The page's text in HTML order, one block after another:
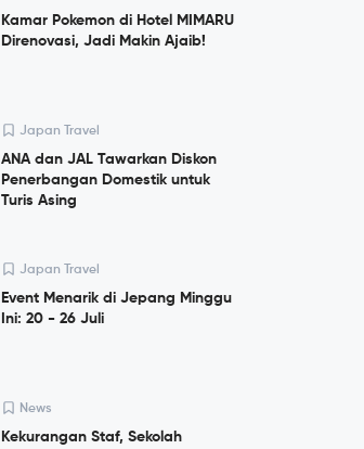
Kamar Pokemon di Hotel MIMARU
Direnovasi, Jadi Makin Ajaib!
Japan Travel
ANA dan JAL Tawarkan Diskon
Penerbangan Domestik untuk
Turis Asing
Japan Travel
Event Menarik di Jepang Minggu
Ini: 20 - 26 Juli
News
Kekurangan Staf, Sekolah